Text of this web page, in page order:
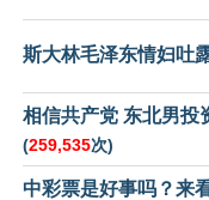
斯大林毛泽东情妇吐
相信共产党 东北男投
(259,535次)
中彩票是好事吗？来